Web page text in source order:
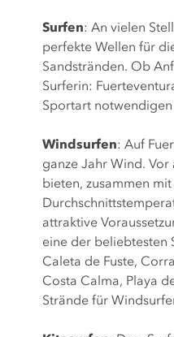
Surfen: An vielen
perfekte Wellen für
Sandstränden. Ob
Surferin:
Sportart
Windsurfen: Auf
ganze Jahr Wind.
bieten, zusammen
attraktive
eine der beliebtesten
Caleta de Fuste,
Costa Calma, Playa
Strände für